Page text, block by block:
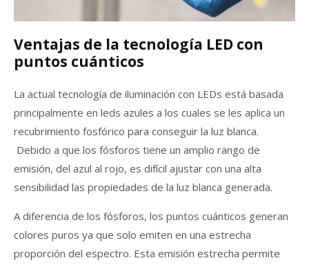
Ventajas de la tecnología LED con
puntos cuánticos
La actual tecnología de iluminación con LEDs está basada
principalmente en leds azules a los cuales se les aplica un
recubrimiento fosfórico para conseguir la luz blanca.
Debido a que los fósforos tiene un amplio rango de
emisión, del azul al rojo, es difícil ajustar con una alta
sensibilidad las propiedades de la luz blanca generada.
A diferencia de los fósforos, los puntos cuánticos generan
colores puros ya que solo emiten en una estrecha
proporción del espectro. Esta emisión estrecha permite